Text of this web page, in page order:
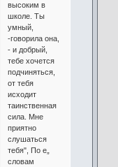
высоким в
школе. Ты
умный,
-говорила она,
- и добрый,
тебе хочется
подчиняться,
от тебя
исходит
таинственная
сила. Мне
приятно
слушаться
тебя", По е„
словам